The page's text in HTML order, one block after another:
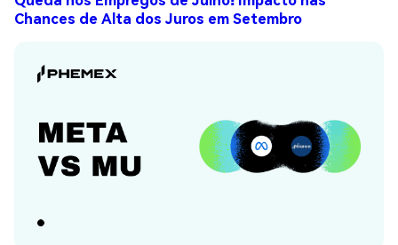
Chances de Alta dos Juros em Setembro